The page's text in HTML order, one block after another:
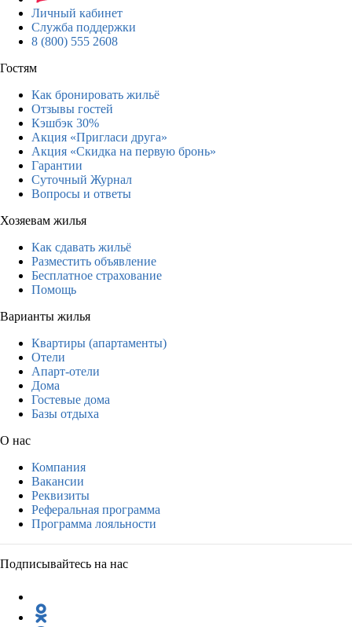
Личный кабинет
Служба поддержки
8 (800) 555 2608
Гостям
Как бронировать жильё
Отзывы гостей
Кэшбэк 30%
Акция «Пригласи друга»
Акция «Скидка на первую бронь»
Гарантии
Суточный Журнал
Вопросы и ответы
Хозяевам жилья
Как сдавать жильё
Разместить объявление
Бесплатное страхование
Помощь
Варианты жилья
Квартиры (апартаменты)
Отели
Апарт-отели
Дома
Гостевые дома
Базы отдыха
О нас
Компания
Вакансии
Реквизиты
Реферальная программа
Программа лояльности
Подписывайтесь на нас